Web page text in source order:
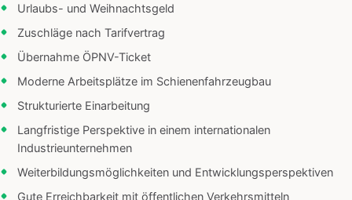
Urlaubs- und Weihnachtsgeld
Zuschläge nach Tarifvertrag
Übernahme ÖPNV-Ticket
Moderne Arbeitsplätze im Schienenfahrzeugbau
Strukturierte Einarbeitung
Langfristige Perspektive in einem internationalen
Industrieunternehmen
Weiterbildungsmöglichkeiten und Entwicklungsperspektiven
Gute Erreichbarkeit mit öffentlichen Verkehrsmitteln